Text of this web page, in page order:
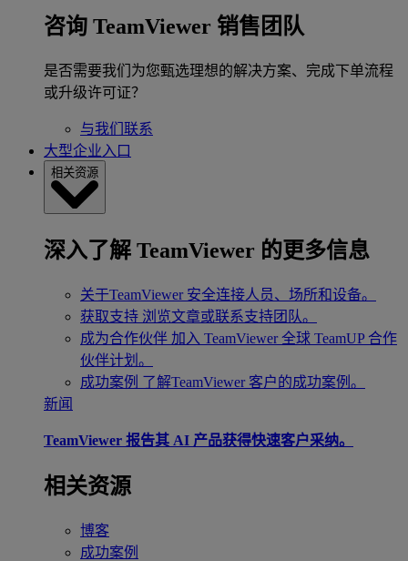
咨询 TeamViewer 销售团队
是否需要我们为您甄选理想的解决方案、完成下单流程
或升级许可证？
与我们联系
大型企业入口
相关资源
深入了解 TeamViewer 的更多信息
关于TeamViewer 安全连接人员、场所和设备。
获取支持 浏览文章或联系支持团队。
成为合作伙伴 加入 TeamViewer 全球 TeamUP 合作
伙伴计划。
成功案例 了解TeamViewer 客户的成功案例。
新闻
TeamViewer 报告其 AI 产品获得快速客户采纳。
相关资源
博客
成功案例